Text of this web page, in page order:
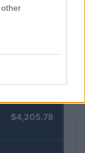
$4,205.78